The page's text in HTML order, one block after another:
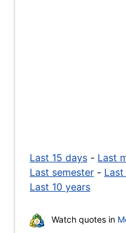
Last 15 days - Last
Last semester -
Last 10 years
Watch quotes in